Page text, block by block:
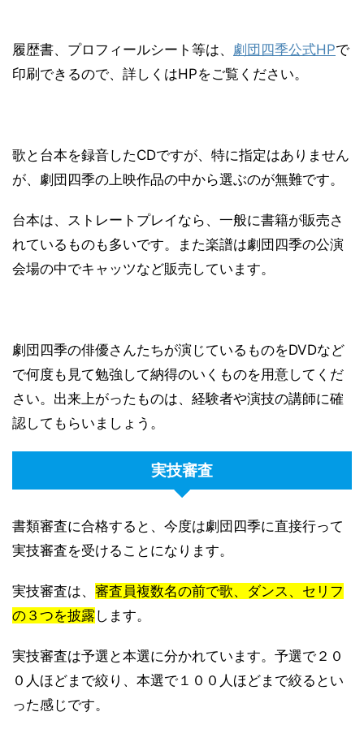
履歴書、プロフィールシート等は、 劇団四季公式HPで
印刷できるので、詳しくはHPをご覧ください。
歌と台本を録音したCDですが、特に指定はありません
が、劇団四季の上映作品の中から選ぶのが無難です。
台本は、ストレートプレイなら、一般に書籍が販売さ
れているものも多いです。また楽譜は劇団四季の公演
会場の中でキャッツなど販売しています。
劇団四季の俳優さんたちが演じているものをDVDなど
で何度も見て勉強して納得のいくものを用意してくだ
さい。出来上がったものは、経験者や演技の講師に確
認してもらいましょう。
実技審査
書類審査に合格すると、今度は劇団四季に直接行って
実技審査を受けることになります。
実技審査は、 審査員複数名の前で歌、ダンス、セリフ
の３つを披露 します。
実技審査は予選と本選に分かれています。予選で２０
０人ほどまで絞り、本選で１００人ほどまで絞るとい
った感じです。